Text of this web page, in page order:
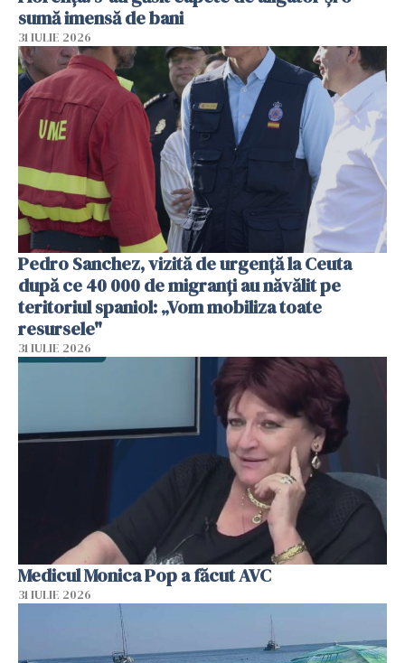
sumă imensă de bani
31 IULIE 2026
Pedro Sanchez, vizită de urgență la Ceuta
după ce 40 000 de migranți au năvălit pe
teritoriul spaniol: „Vom mobiliza toate
resursele"
31 IULIE 2026
Medicul Monica Pop a făcut AVC
31 IULIE 2026